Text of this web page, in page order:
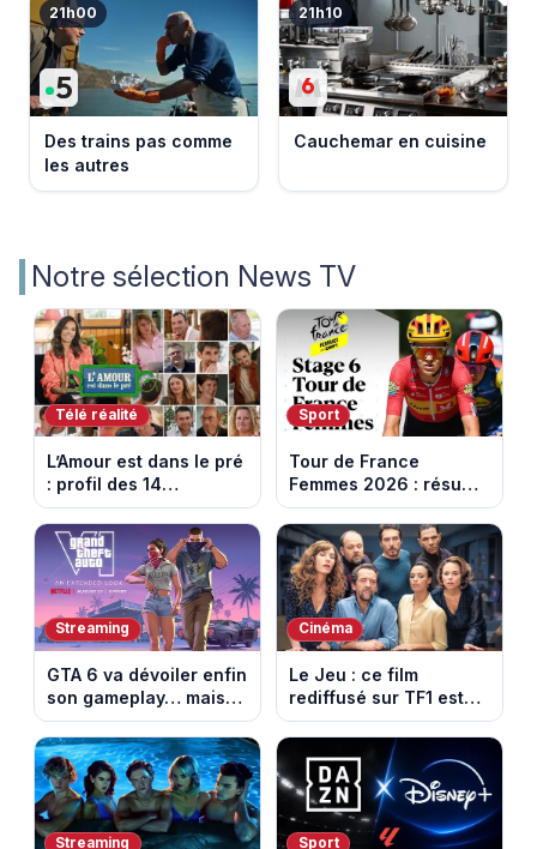
21h00
Des trains pas comme
les autres
21h10
Cauchemar en cuisine
Notre sélection News TV
Télé réalité
L’Amour est dans le pré
: profil des 14
agriculteurs, speed
dating inédit et de
nouvelles histoires
d’amour
Sport
Tour de France
Femmes 2026 : résumé
vidéo de la 6e étape
entre Montbrison et
Tournon-sur-Rhône
Streaming
GTA 6 va dévoiler enfin
son gameplay… mais
d’abord sur Netflix
Cinéma
Le Jeu : ce film
rediffusé sur TF1 est
adapté d’un succès
italien devenu un
phénomène mondial
Streaming Sport